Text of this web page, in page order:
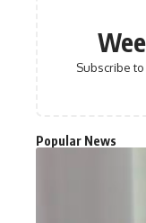
Subscribe
Popular News